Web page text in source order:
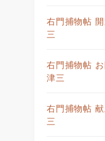
右門捕物帖
三
右門捕物帖
津三
右門捕物帖
三